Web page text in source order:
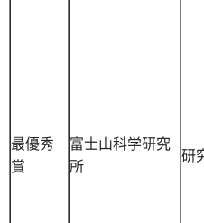
最優秀
賞
富士山科学研究
所
研